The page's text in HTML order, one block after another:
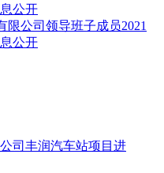
公开
限公司领导班子成员2021
公开
司丰润汽车站项目进